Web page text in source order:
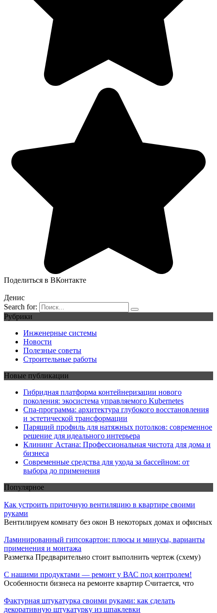
Поделиться в ВКонтакте
Денис
Search for:
Рубрики
Инженерные системы
Новости
Полезные советы
Строительные работы
Новые публикации
Гибридная платформа контейнеризации нового
поколения: экосистема управляемого Kubernetes
Спа-программа: архитектура глубокого восстановления
и эстетической трансформации
Парящий профиль для натяжных потолков: современное
решение для идеального интерьера
Клининг Астана: Профессиональная чистота для дома и
бизнеса
Современные средства для ухода за бассейном: от
выбора до применения
Популярное
Как устроить приточную вентиляцию в квартире своими
руками
Вентилируем комнату без окон В некоторых домах и офисных
Ламинированный гипсокартон: плюсы и минусы, варианты
применения и монтажа
Разметка Предварительно стоит выполнить чертеж (схему)
С нашими продуктами — ремонт у ВАС под контролем!
Особенности бизнеса на ремонте квартир Считается, что
Фактурная штукатурка своими руками: как сделать
декоративную штукатурку из шпаклевки